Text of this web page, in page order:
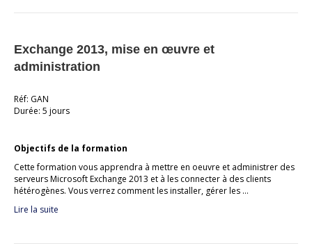
Exchange 2013, mise en œuvre et
administration
Réf: GAN
Durée: 5 jours
Objectifs de la formation
Cette formation vous apprendra à mettre en oeuvre et administrer des
serveurs Microsoft Exchange 2013 et à les connecter à des clients
hétérogènes. Vous verrez comment les installer, gérer les …
Lire la suite